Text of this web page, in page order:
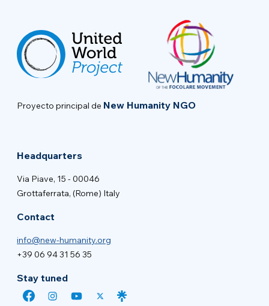
Proyecto principal de New Humanity NGO
Headquarters
Via Piave, 15 - 00046
Grottaferrata, (Rome) Italy
Contact
info@new-humanity.org
+39 06 94 31 56 35
Stay tuned